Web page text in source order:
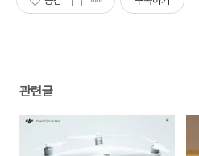
관련글